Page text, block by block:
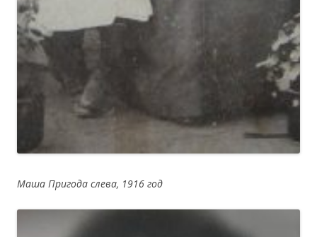
Маша Пригода слева, 1916 год